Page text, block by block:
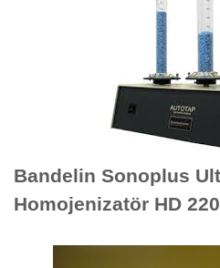
Bandelin Sonoplus
Homojenizatör HD